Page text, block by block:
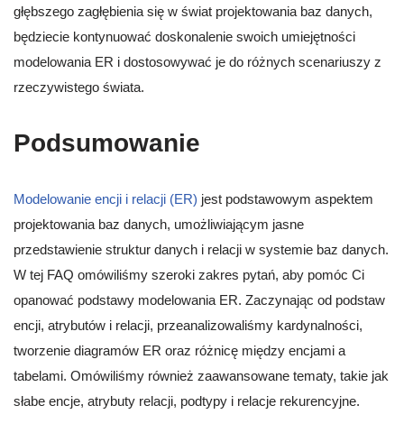
głębszego zagłębienia się w świat projektowania baz danych,
będziecie kontynuować doskonalenie swoich umiejętności
modelowania ER i dostosowywać je do różnych scenariuszy z
rzeczywistego świata.
Podsumowanie
Modelowanie encji i relacji (ER) jest podstawowym aspektem
projektowania baz danych, umożliwiającym jasne
przedstawienie struktur danych i relacji w systemie baz danych.
W tej FAQ omówiliśmy szeroki zakres pytań, aby pomóc Ci
opanować podstawy modelowania ER. Zaczynając od podstaw
encji, atrybutów i relacji, przeanalizowaliśmy kardynalności,
tworzenie diagramów ER oraz różnicę między encjami a
tabelami. Omówiliśmy również zaawansowane tematy, takie jak
słabe encje, atrybuty relacji, podtypy i relacje rekurencyjne.